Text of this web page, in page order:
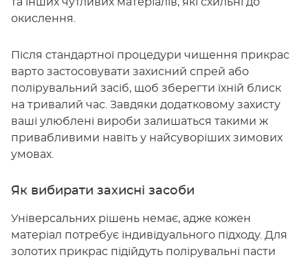
та інших чутливих матеріалів, які схильні до
окислення.
Після стандартної процедури чищення прикрас
варто застосовувати захисний спрей або
полірувальний засіб, щоб зберегти їхній блиск
на тривалий час. Завдяки додатковому захисту
ваші улюблені вироби залишаться такими ж
привабливими навіть у найсуворіших зимових
умовах.
Як вибирати захисні засоби
Універсальних рішень немає, адже кожен
матеріал потребує індивідуального підходу. Для
золотих прикрас підійдуть полірувальні пасти